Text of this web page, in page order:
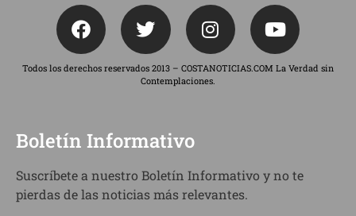
Todos los derechos reservados 2013 – COSTANOTICIAS.COM La Verdad sin
Contemplaciones.
Boletín Informativo
Suscríbete a nuestro Boletín Informativo y no te
pierdas de las noticias más relevantes.